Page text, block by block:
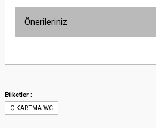
Önerileriniz
yetersiz gördüğünüz noktaları öneri
Ürün resmi kalitesiz, bozuk veya
Etiketler :
ÇIKARTMA WC